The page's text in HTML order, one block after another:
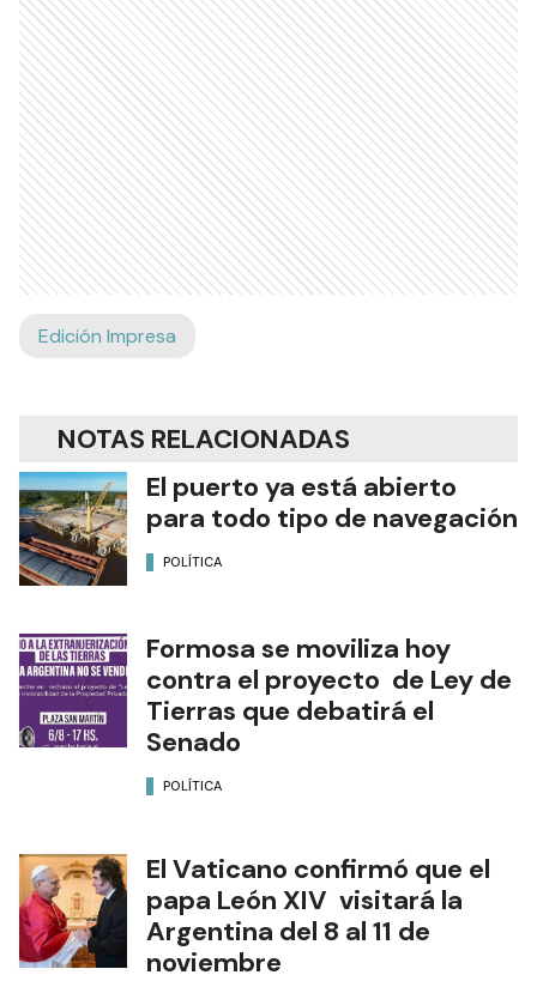
Edición Impresa
NOTAS RELACIONADAS
El puerto ya está abierto
para todo tipo de navegación
POLÍTICA
Formosa se moviliza hoy
contra el proyecto de Ley de
Tierras que debatirá el
Senado
POLÍTICA
El Vaticano confirmó que el
papa León XIV visitará la
Argentina del 8 al 11 de
noviembre